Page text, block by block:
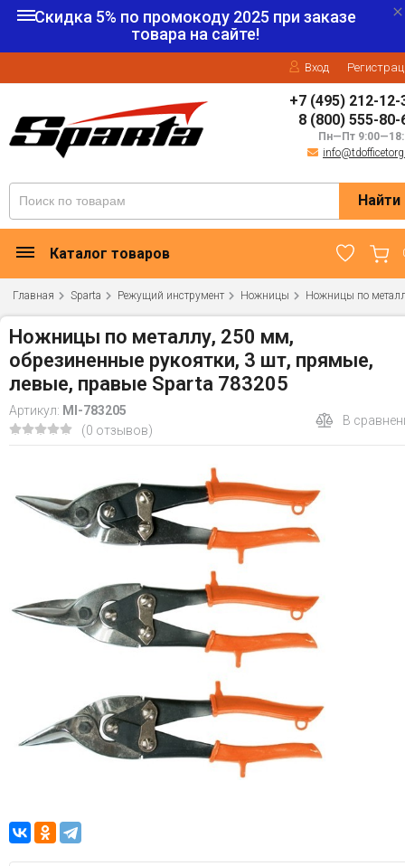
Скидка 5% по промокоду 2025 при заказе
товара на сайте!
Вход
+7 (495) 212-12-
8 (800) 555-80-
Пн—Пт
Найти
Каталог товаров
Главная Sparta Режущий инструмент Ножницы Ножницы по
Ножницы по металлу, 250 мм,
обрезиненные рукоятки, 3 шт, прямые,
левые, правые Sparta 783205
Артикул: MI-783205
(0 отзывов)
В